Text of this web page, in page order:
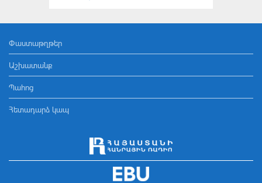
Փաստաթղթեր
Աշխատանք
Պահոց
Հետադարձ կապ